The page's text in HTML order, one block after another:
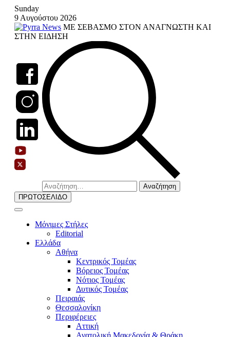
Skip
content
Sunday
9 Αυγούστου 2026
ΜΕ ΣΕΒΑΣΜΟ ΣΤΟΝ ΑΝΑΓΝΩΣΤΗ ΚΑΙ
ΣΤΗΝ ΕΙΔΗΣΗ
Αναζήτηση
για:
ΠΡΩΤΟΣΕΛΙΔΟ
Μόνιμες Στήλες
Editorial
Ελλάδα
Αθήνα
Κεντρικός Τομέας
Βόρειος Τομέας
Νότιος Τομέας
Δυτικός Τομέας
Πειραιάς
Θεσσαλονίκη
Περιφέρειες
Αττική
Ανατολική Μακεδονία & Θράκη